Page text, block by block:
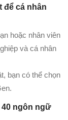
để cá nhân
hoặc nhân viên
và cá nhân
bạn có thể chọn
ngôn ngữ